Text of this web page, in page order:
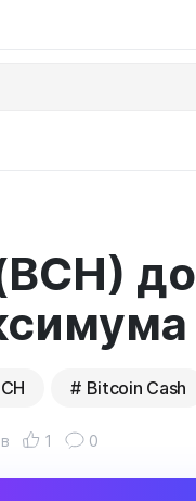
Bitcoin Cash
1 0